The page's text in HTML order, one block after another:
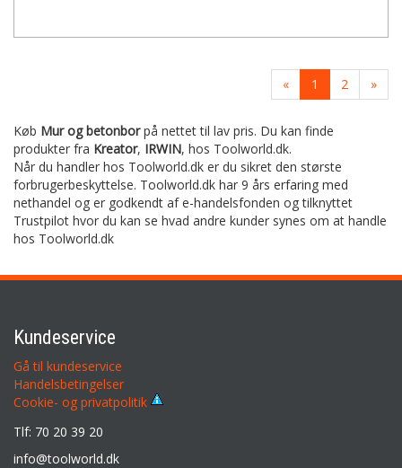
« 1 2 »
Køb Mur og betonborpå nettet til lav pris. Du kan finde
produkter fra Kreator, IRWIN, hos Toolworld.dk.
Når du handler hos Toolworld.dk er du sikret den største
forbrugerbeskyttelse. Toolworld.dk har 9 års erfaring med
nethandel og er godkendt af e-handelsfonden og tilknyttet
Trustpilot hvor du kan se hvad andre kunder synes om at handle
hos Toolworld.dk
Kundeservice
Gå til kundeservice
Handelsbetingelser
Cookie- og privatpolitik
Tlf: 70 20 39 20
info@toolworld.dk